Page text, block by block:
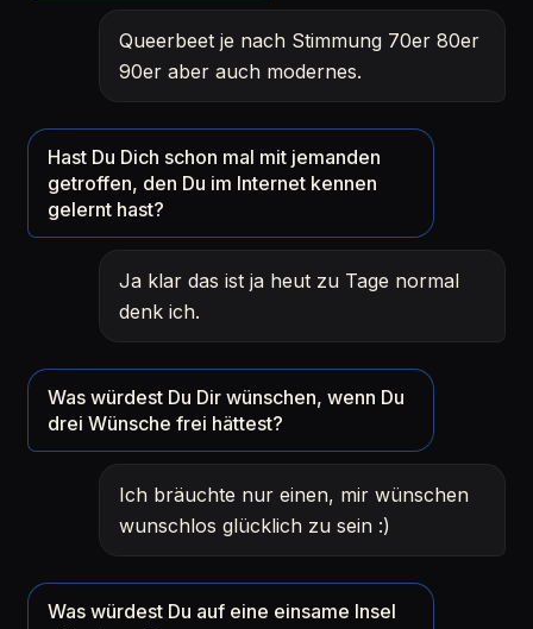
Queerbeet je nach Stimmung 70er 80er
90er aber auch modernes.
Hast Du Dich schon mal mit jemanden
getroffen, den Du im Internet kennen
gelernt hast?
Ja klar das ist ja heut zu Tage normal
denk ich.
Was würdest Du Dir wünschen, wenn Du
drei Wünsche frei hättest?
Ich bräuchte nur einen, mir wünschen
wunschlos glücklich zu sein :)
Was würdest Du auf eine einsame Insel